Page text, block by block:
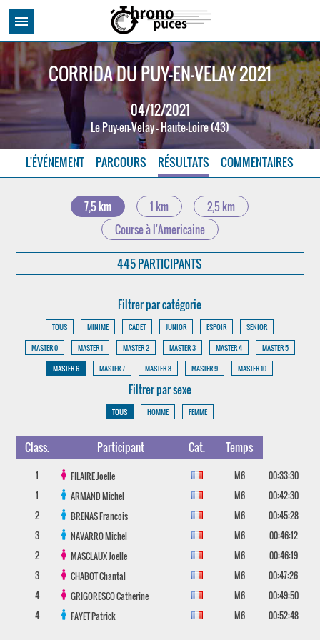
menu
CORRIDA DU PUY-EN-VELAY 2021
04/12/2021
Le Puy-en-Velay - Haute-Loire (43)
L'ÉVÉNEMENT PARCOURS RÉSULTATS COMMENTAIRES
7,5 km 1 km
2,5 km
Course à l'Americaine
445 PARTICIPANTS
Filtrer par catégorie
TOUS MINIME CADET JUNIOR ESPOIR
SENIOR
MASTER 0
MASTER 1 MASTER 2 MASTER 3 MASTER 4
MASTER 5
MASTER 6
MASTER 7 MASTER 8 MASTER 9 MASTER 10
Filtrer par sexe
TOUS HOMME FEMME
Class. Participant Cat. Temps
1 FILAIREJoelle M6
00:33:30
1
ARMANDMichel M6
00:42:30
2
BRENASFrancois M6
00:45:28
3
NAVARROMichel M6
00:46:12
2
MASCLAUXJoelle M6
00:46:19
3
CHABOTChantal M6
00:47:26
4
GRIGORESCOCatherine M6
00:49:50
4
FAYETPatrick M6 00:52:48